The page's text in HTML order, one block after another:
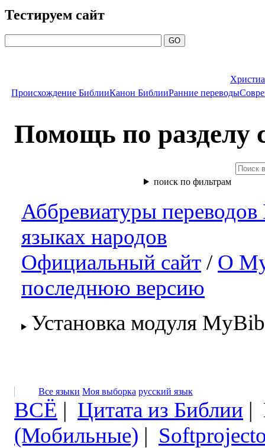
Тестируем сайт
Происхождение БиблииКанон БиблииРанние переводы
Помощь по разделу
поиск по фильтрам
Аббревиатуры
языках народов
Официальный сайт / О
последнюю версию
Установка модуля
Все языки Моя выборка русский язык
ВСЁ | Цитата из Библии |
(Мобильные) |